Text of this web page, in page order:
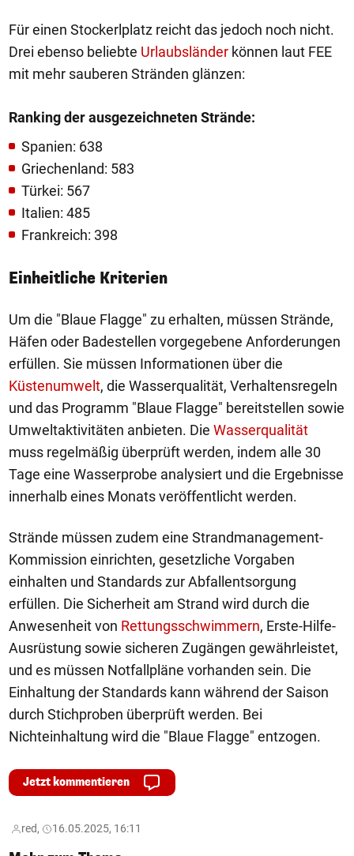
Für einen Stockerlplatz reicht das jedoch noch nicht.
Drei ebenso beliebte Urlaubsländer können laut FEE
mit mehr sauberen Stränden glänzen:
Ranking der ausgezeichneten Strände:
Spanien: 638
Griechenland: 583
Türkei: 567
Italien: 485
Frankreich: 398
Einheitliche Kriterien
Um die "Blaue Flagge" zu erhalten, müssen Strände,
Häfen oder Badestellen vorgegebene Anforderungen
erfüllen. Sie müssen Informationen über die
Küstenumwelt, die Wasserqualität, Verhaltensregeln
und das Programm "Blaue Flagge" bereitstellen sowie
Umweltaktivitäten anbieten. Die Wasserqualität
muss regelmäßig überprüft werden, indem alle 30
Tage eine Wasserprobe analysiert und die Ergebnisse
innerhalb eines Monats veröffentlicht werden.
Strände müssen zudem eine Strandmanagement-
Kommission einrichten, gesetzliche Vorgaben
einhalten und Standards zur Abfallentsorgung
erfüllen. Die Sicherheit am Strand wird durch die
Anwesenheit von Rettungsschwimmern, Erste-Hilfe-
Ausrüstung sowie sicheren Zugängen gewährleistet,
und es müssen Notfallpläne vorhanden sein. Die
Einhaltung der Standards kann während der Saison
durch Stichproben überprüft werden. Bei
Nichteinhaltung wird die "Blaue Flagge" entzogen.
Jetzt kommentieren
red, 16.05.2025, 16:11